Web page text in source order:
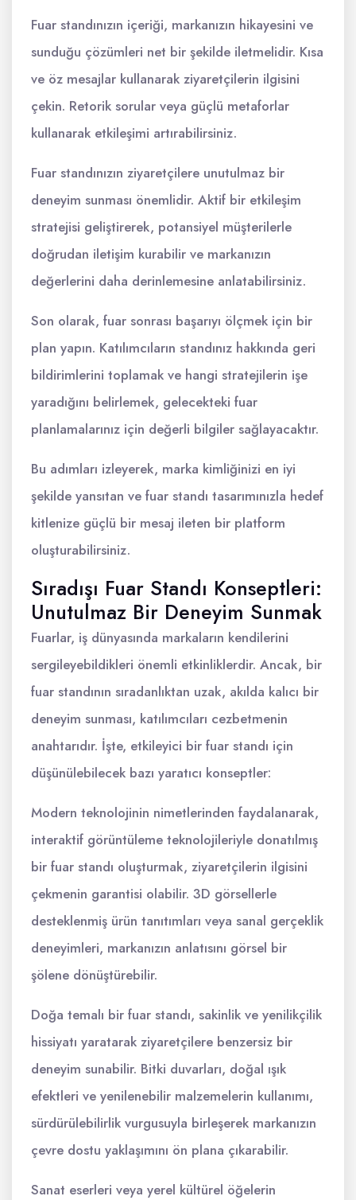
Fuar standınızın içeriği, markanızın hikayesini ve
sunduğu çözümleri net bir şekilde iletmelidir. Kısa
ve öz mesajlar kullanarak ziyaretçilerin ilgisini
çekin. Retorik sorular veya güçlü metaforlar
kullanarak etkileşimi artırabilirsiniz.
Fuar standınızın ziyaretçilere unutulmaz bir
deneyim sunması önemlidir. Aktif bir etkileşim
stratejisi geliştirerek, potansiyel müşterilerle
doğrudan iletişim kurabilir ve markanızın
değerlerini daha derinlemesine anlatabilirsiniz.
Son olarak, fuar sonrası başarıyı ölçmek için bir
plan yapın. Katılımcıların standınız hakkında geri
bildirimlerini toplamak ve hangi stratejilerin işe
yaradığını belirlemek, gelecekteki fuar
planlamalarınız için değerli bilgiler sağlayacaktır.
Bu adımları izleyerek, marka kimliğinizi en iyi
şekilde yansıtan ve fuar standı tasarımınızla hedef
kitlenize güçlü bir mesaj ileten bir platform
oluşturabilirsiniz.
Sıradışı Fuar Standı Konseptleri:
Unutulmaz Bir Deneyim Sunmak
Fuarlar, iş dünyasında markaların kendilerini
sergileyebildikleri önemli etkinliklerdir. Ancak, bir
fuar standının sıradanlıktan uzak, akılda kalıcı bir
deneyim sunması, katılımcıları cezbetmenin
anahtarıdır. İşte, etkileyici bir fuar standı için
düşünülebilecek bazı yaratıcı konseptler:
Modern teknolojinin nimetlerinden faydalanarak,
interaktif görüntüleme teknolojileriyle donatılmış
bir fuar standı oluşturmak, ziyaretçilerin ilgisini
çekmenin garantisi olabilir. 3D görsellerle
desteklenmiş ürün tanıtımları veya sanal gerçeklik
deneyimleri, markanızın anlatısını görsel bir
şölene dönüştürebilir.
Doğa temalı bir fuar standı, sakinlik ve yenilikçilik
hissiyatı yaratarak ziyaretçilere benzersiz bir
deneyim sunabilir. Bitki duvarları, doğal ışık
efektleri ve yenilenebilir malzemelerin kullanımı,
sürdürülebilirlik vurgusuyla birleşerek markanızın
çevre dostu yaklaşımını ön plana çıkarabilir.
Sanat eserleri veya yerel kültürel öğelerin